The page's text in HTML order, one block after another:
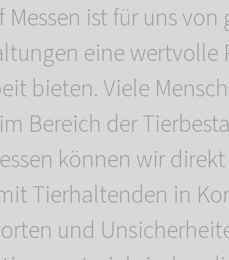
Messen ist für uns
eine
bieten. Viele
Bereich der
können wir
Tierhaltenden in
und